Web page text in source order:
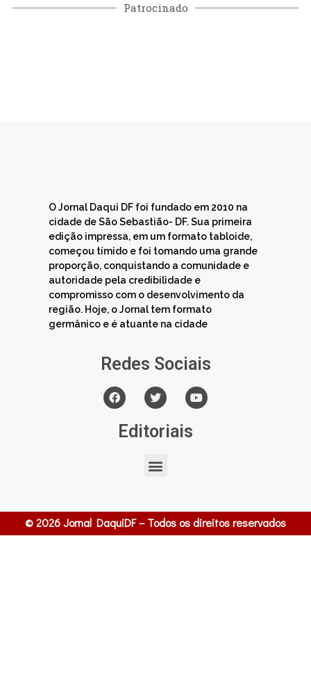
Patrocinado
O Jornal Daqui DF foi fundado em 2010 na
cidade de São Sebastião- DF. Sua primeira
edição impressa, em um formato tabloide,
começou tímido e foi tomando uma grande
proporção, conquistando a comunidade e
autoridade pela credibilidade e
compromisso com o desenvolvimento da
região. Hoje, o Jornal tem formato
germânico e é atuante na cidade
Redes Sociais
Editoriais
© 2026 Jornal DaquiDF – Todos os direitos reservados